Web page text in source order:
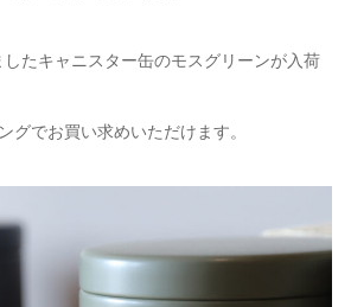
たキャニスター缶のモスグリーンが入荷
グでお買い求めいただけます。